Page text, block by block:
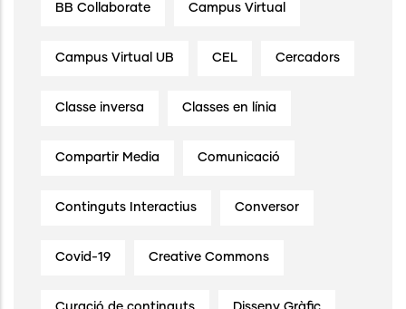
BB Collaborate Campus Virtual
Campus Virtual UB CEL Cercadors
Classe inversa Classes en línia
Compartir Media Comunicació
Continguts Interactius Conversor
Covid-19 Creative Commons